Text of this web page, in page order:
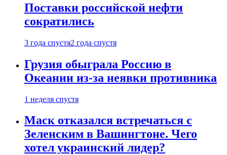
Поставки российской нефти
сократились
3 года спустя2 года спустя
Грузия обыграла Россию в
Океании из-за неявки противника
1 неделя спустя
Маск отказался встречаться с
Зеленским в Вашингтоне. Чего
хотел украинский лидер?